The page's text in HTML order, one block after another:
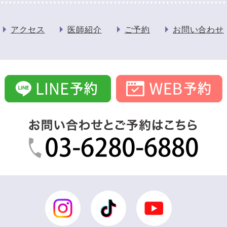
アクセス 医師紹介 ご予約 お問い合わせ